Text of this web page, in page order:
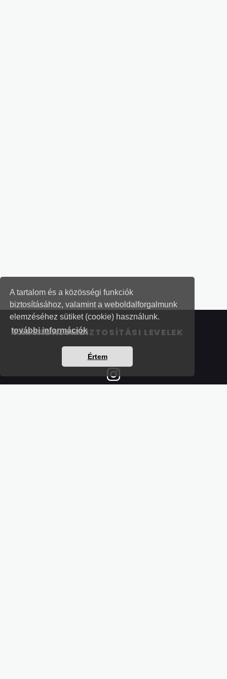
A tartalom és a közösségi funkciók
biztosításához, valamint a weboldalforgalmunk
elemzéséhez sütiket (cookie) használunk.
további információk
Értem
TÁRSADALOMBIZTOSÍTÁSI LEVELEK